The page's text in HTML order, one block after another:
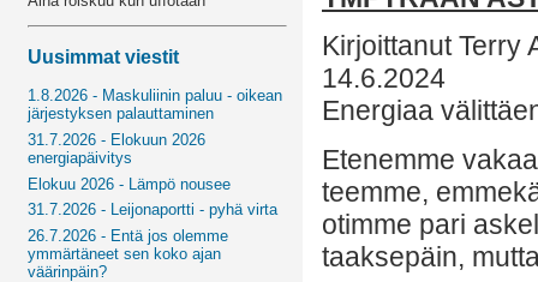
Uusimmat viestit
1.8.2026 - Maskuliinin paluu - oikean
järjestyksen palauttaminen
31.7.2026 - Elokuun 2026
energiapäivitys
Elokuu 2026 - Lämpö nousee
31.7.2026 - Leijonaportti - pyhä virta
26.7.2026 - Entä jos olemme
ymmärtäneet sen koko ajan
väärinpäin?
Kirjoittanut Terry
14.6.2024
Energiaa
Etenemme
teemme,
otimme pari
taaksepäin,